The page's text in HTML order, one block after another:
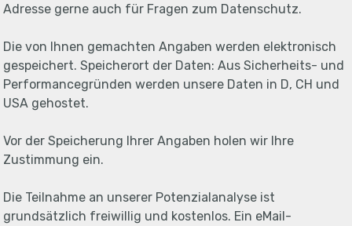
Adresse gerne auch für Fragen zum Datenschutz.
Die von Ihnen gemachten Angaben werden elektronisch
gespeichert. Speicherort der Daten: Aus Sicherheits- und
Performancegründen werden unsere Daten in D, CH und
USA gehostet.
Vor der Speicherung Ihrer Angaben holen wir Ihre
Zustimmung ein.
Die Teilnahme an unserer Potenzialanalyse ist
grundsätzlich freiwillig und kostenlos. Ein eMail-